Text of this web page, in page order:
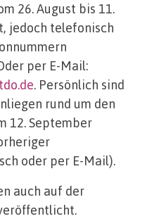
26. August bis 11.
jedoch telefonisch
per E-Mail:
. Persönlich sind
rund um den
12. September
oder per E-Mail).
auch auf der